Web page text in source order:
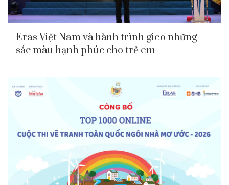
Eras Việt Nam và hành trình gieo những
sắc màu hạnh phúc cho trẻ em